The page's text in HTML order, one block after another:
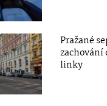
Pražané
zachování
linky